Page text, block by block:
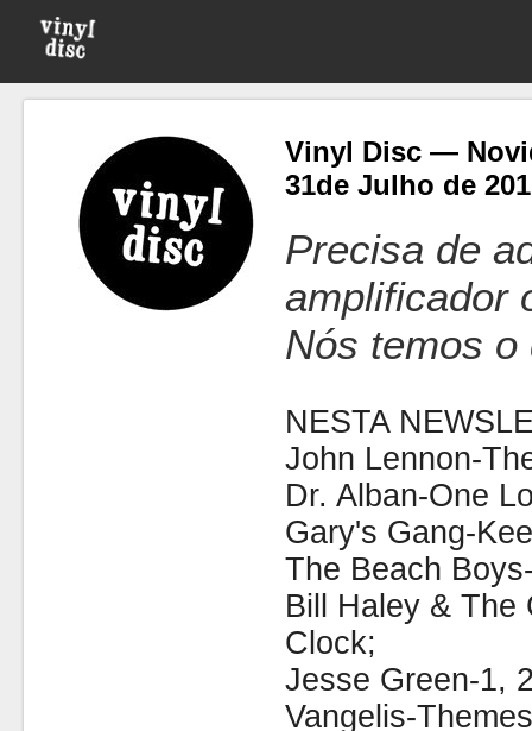
Vinyl Disc —
31de Julho de
Precisa de
amplificador
Nós temos o
NESTA
John Lennon-
Dr. Alban-One
Gary's Gang-
The Beach
Bill Haley & The
Clock;
Jesse Green-1,
Vangelis-